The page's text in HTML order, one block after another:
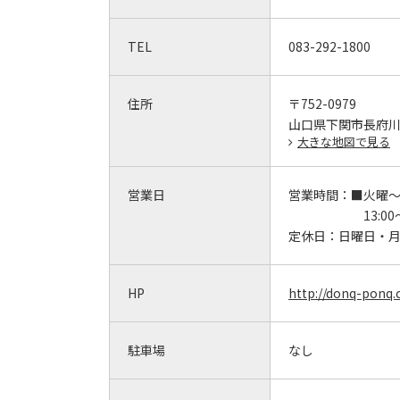
TEL 083-292-1800
住所
〒752-0979
山口県下関市長府
大きな地図で見る
営業日 営業時間： ■火曜
13:00
定休日： 日曜日・
HP http://donq-
駐車場 なし